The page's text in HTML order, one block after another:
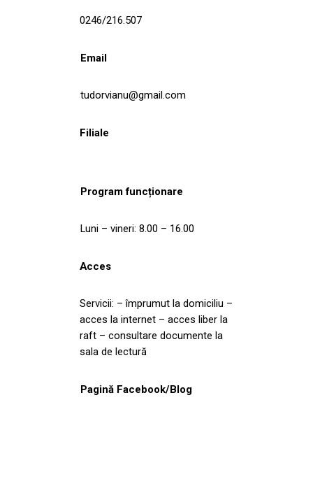
0246/216.507
Email
tudorvianu@gmail.com
Filiale
Program funcționare
Luni – vineri: 8.00 – 16.00
Acces
Servicii: – împrumut la domiciliu –
acces la internet – acces liber la
raft – consultare documente la
sala de lectură
Pagină Facebook/Blog